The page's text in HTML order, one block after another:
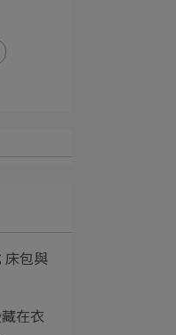
床包與
在衣